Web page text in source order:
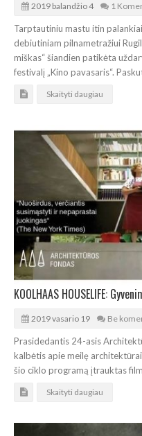
2019 balandžio 4 1
Tarptautiniu mastu itin
debiutiniam pilnametražiui
miškas“ šiandien patikėta
festivalį „Kino pavasaris“.
Skaityti daugiau
2019 vasario 19 Be
Prasidedantis 24-asis
kalbėtis apie meilę
šio ciklo programą įtrauktas
Skaityti daugiau